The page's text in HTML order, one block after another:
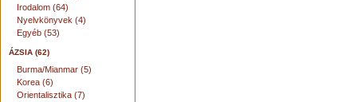
Irodalom (64)
Nyelvkönyvek (4)
Egyéb (53)
ÁZSIA (62)
Burma/Mianmar (5)
Korea (6)
Orientalisztika (7)